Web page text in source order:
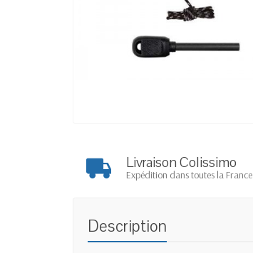
Livraison Colissimo
Expédition dans toutes la France
Description